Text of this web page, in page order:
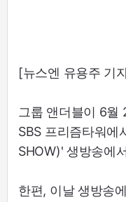
[뉴스엔 유용주 기
그룹 앤더블이 6월
SBS 프리즘타워에
SHOW)' 생방송에
한편, 이날 생방송